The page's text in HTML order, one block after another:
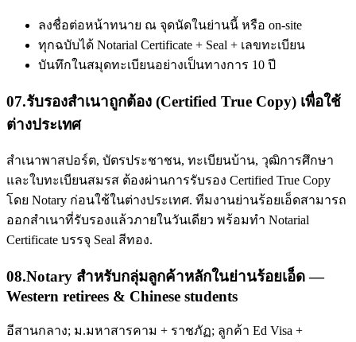
ลงชื่อต่อหน้าทนาย ณ จุดนัดในย่านนี้ หรือ on-site
ทุกฉบับได้ Notarial Certificate + Seal + เลขทะเบียน
บันทึกในสมุดทะเบียนอย่างเป็นทางการ 10 ปี
07.รับรองสำเนาถูกต้อง (Certified True Copy) เพื่อใช้
ต่างประเทศ
สำเนาพาสปอร์ต, บัตรประชาชน, ทะเบียนบ้าน, วุฒิการศึกษา
และใบทะเบียนสมรส ต้องผ่านการรับรอง Certified True Copy
โดย Notary ก่อนใช้ในต่างประเทศ. ทีมงานย่านร้อยเอ็ดสามารถ
ออกสำเนาที่รับรองแล้วภายในวันเดียว พร้อมทำ Notarial
Certificate บรรจุ Seal สีทอง.
08.Notary สำหรับกลุ่มลูกค้าหลักในย่านร้อยเอ็ด —
Western retirees & Chinese students
อีสานกลาง; ม.มหาสารคาม + ราชภัฏ; ลูกค้า Ed Visa +